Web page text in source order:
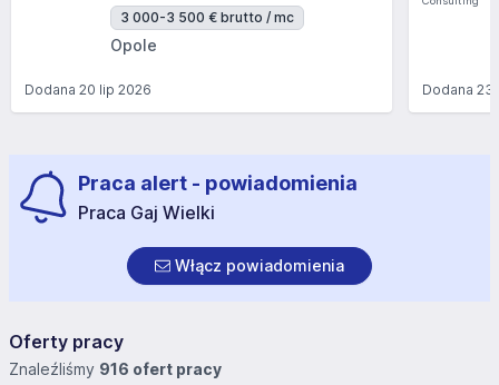
3 000-3 500 € brutto / mc
Opole
Dodana 20 lip 2026 Dodana23
Praca alert - powiadomienia
Praca Gaj Wielki
Włącz powiadomienia
Oferty pracy
Znaleźliśmy 916 ofert pracy